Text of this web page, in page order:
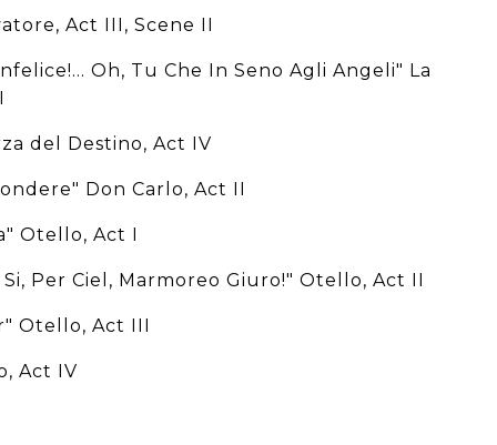
Act III, Scene II
Oh, Tu Che In Seno Agli Angeli" La
del Destino, Act IV
Don Carlo, Act II
Otello, Act I
Per Ciel, Marmoreo Giuro!" Otello, Act II
Otello, Act III
Act IV